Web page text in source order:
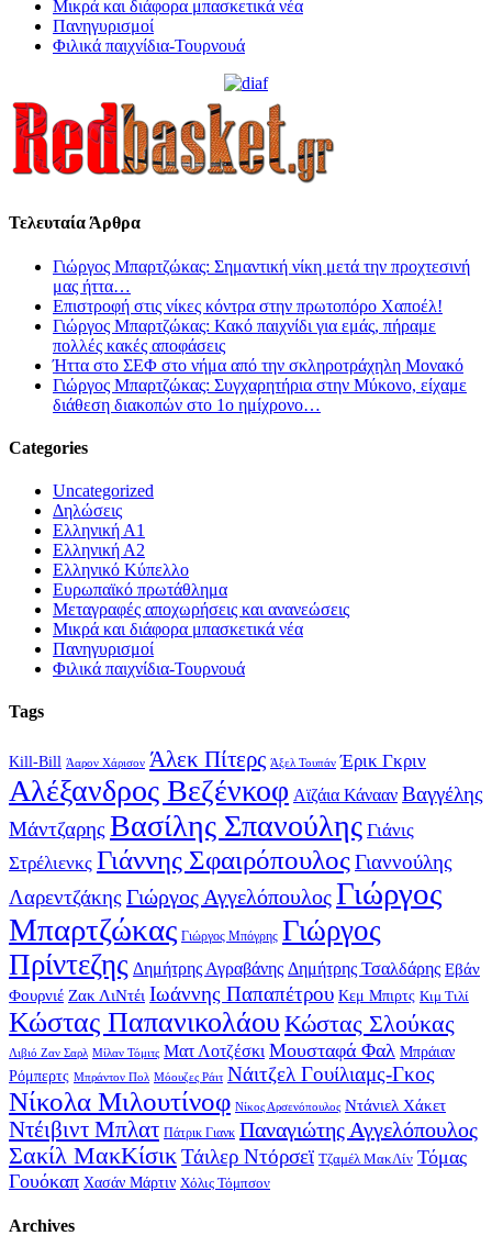
Μικρά και διάφορα μπασκετικά νέα
Πανηγυρισμοί
Φιλικά παιχνίδια-Τουρνουά
Τελευταία Άρθρα
Γιώργος Μπαρτζώκας: Σημαντική νίκη μετά την προχτεσινή
μας ήττα…
Επιστροφή στις νίκες κόντρα στην πρωτοπόρο Χαποέλ!
Γιώργος Μπαρτζώκας: Κακό παιχνίδι για εμάς, πήραμε
πολλές κακές αποφάσεις
Ήττα στο ΣΕΦ στο νήμα από την σκληροτράχηλη Μονακό
Γιώργος Μπαρτζώκας: Συγχαρητήρια στην Μύκονο, είχαμε
διάθεση διακοπών στο 1ο ημίχρονο…
Categories
Uncategorized
Δηλώσεις
Ελληνική Α1
Ελληνική Α2
Ελληνικό Κύπελλο
Ευρωπαϊκό πρωτάθλημα
Μεταγραφές αποχωρήσεις και ανανεώσεις
Μικρά και διάφορα μπασκετικά νέα
Πανηγυρισμοί
Φιλικά παιχνίδια-Τουρνουά
Tags
Kill-Bill Άαρον Χάρισον Άλεκ Πίτερς Άξελ Τουπάν Έρικ Γκριν
Αλέξανδρος Βεζένκοφ Αϊζάια Κάνααν Βαγγέλης
Μάντζαρης Βασίλης Σπανούλης Γιάνις
Στρέλιενκς Γιάννης ΣφαιρόπουλοςΓιαννούλης
Λαρεντζάκης Γιώργος ΑγγελόπουλοςΓιώργος
Μπαρτζώκας Γιώργος Μπόγρης Γιώργος
Πρίντεζης Δημήτρης Αγραβάνης Δημήτρης Τσαλδάρης Εβάν
Φουρνιέ Ζακ ΛιΝτέι Ιωάννης Παπαπέτρου Κεμ Μπιρτς Κιμ Τιλί
Κώστας Παπανικολάου Κώστας Σλούκας
Λιβιό Ζαν Σαρλ Μίλαν Τόμιτς Ματ Λοτζέσκι Μουσταφά Φαλ Μπράιαν
Ρόμπερτς Μπράντον Πολ Μόουζες Ράιτ Νάιτζελ Γουίλιαμς-Γκος
Νίκολα Μιλουτίνοφ Νίκος Αρσενόπουλος Ντάνιελ Χάκετ
Ντέιβιντ Μπλατ Πάτρικ Γιανκ Παναγιώτης Αγγελόπουλος
Σακίλ ΜακΚίσικ Τάιλερ Ντόρσεϊ Τζαμέλ ΜακΛίν Τόμας
Γουόκαπ Χασάν Μάρτιν Χόλις Τόμπσον
Archives